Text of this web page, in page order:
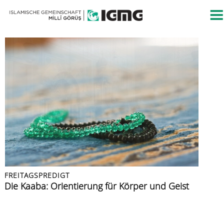
FREITAGSPREDIGT
Islamische Kultur
FREITAGSPREDIGT
Die Kaaba: Orientierung für Körper und Geist
PRESSEMITTEILUNG
Islamische Gemeinschaft verurteilt Angriff auf
FREITAGSPREDIGT
Azan: der Ruf zur Zeugenschaft
FREITAGSPREDIGT
Muslime im Urlaub